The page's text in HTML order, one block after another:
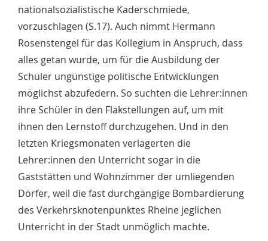
nationalsozialistische Kaderschmiede,
vorzuschlagen (S.17). Auch nimmt Hermann
Rosenstengel für das Kollegium in Anspruch, dass
alles getan wurde, um für die Ausbildung der
Schüler ungünstige politische Entwicklungen
möglichst abzufedern. So suchten die Lehrer:innen
ihre Schüler in den Flakstellungen auf, um mit
ihnen den Lernstoff durchzugehen. Und in den
letzten Kriegsmonaten verlagerten die
Lehrer:innen den Unterricht sogar in die
Gaststätten und Wohnzimmer der umliegenden
Dörfer, weil die fast durchgängige Bombardierung
des Verkehrsknotenpunktes Rheine jeglichen
Unterricht in der Stadt unmöglich machte.